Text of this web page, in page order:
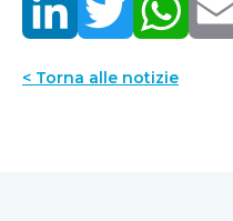
< Torna alle notizie